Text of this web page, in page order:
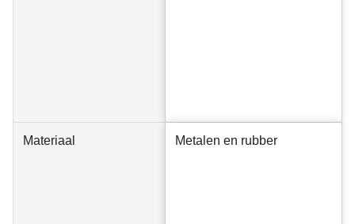
Materiaal Metalen en rubber